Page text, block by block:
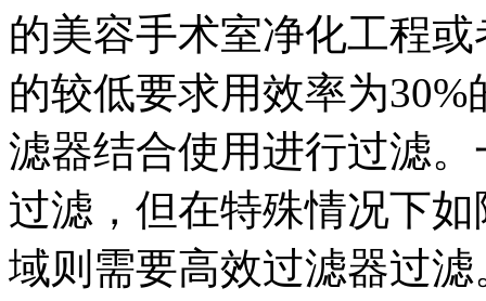
的美容手术室净化工程
的较低要求用效率为
滤器结合使用进行过滤
过滤，但在特殊情况下
域则需要高效过滤器过滤